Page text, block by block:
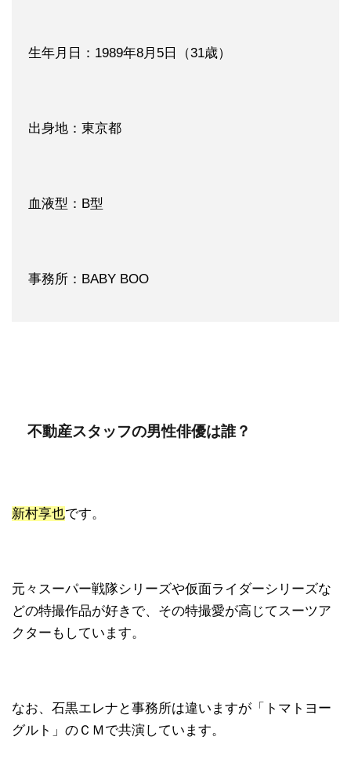
生年月日：1989年8月5日（31歳）
出身地：東京都
血液型：B型
事務所：BABY BOO
不動産スタッフの男性俳優は誰？
新村享也です。
元々スーパー戦隊シリーズや仮面ライダーシリーズな
どの特撮作品が好きで、その特撮愛が高じてスーツア
クターもしています。
なお、石黒エレナと事務所は違いますが「トマトヨー
グルト」のＣＭで共演しています。